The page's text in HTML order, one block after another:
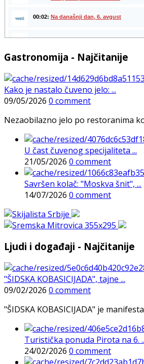
Gastronomija - Najčitanije
Kako je nastalo čuveno jelo: ...
09/05/2026 0 comment
Nezaobilazno jelo po restoranima
U čast čuvenog specijaliteta ...
21/05/2026 0 comment
Savršen kolač: "Moskva šnit", ...
14/07/2026 0 comment
Ljudi i događaji - Najčitanije
"ŠIDSKA KOBASICIJADA", tajne ...
09/02/2026 0 comment
"ŠIDSKA KOBASICIJADA" je
Turistička ponuda Pirota na 6.
24/02/2026 0 comment